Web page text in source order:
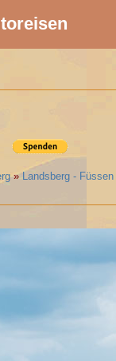
»Landsberg - Füssen